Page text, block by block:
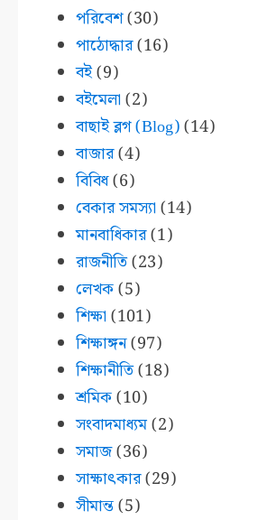
পরিবেশ(30)
পাঠোদ্ধার(16)
বই(9)
বইমেলা (2)
বাছাই ব্লগ (Blog)(14)
বাজার(4)
বিবিধ(6)
বেকার সমস্যা (14)
মানবাধিকার(1)
রাজনীতি(23)
লেখক(5)
শিক্ষা (101)
শিক্ষাঙ্গন(97)
শিক্ষানীতি(18)
শ্রমিক(10)
সংবাদমাধ্যম(2)
সমাজ(36)
সাক্ষাৎকার(29)
সীমান্ত(5)